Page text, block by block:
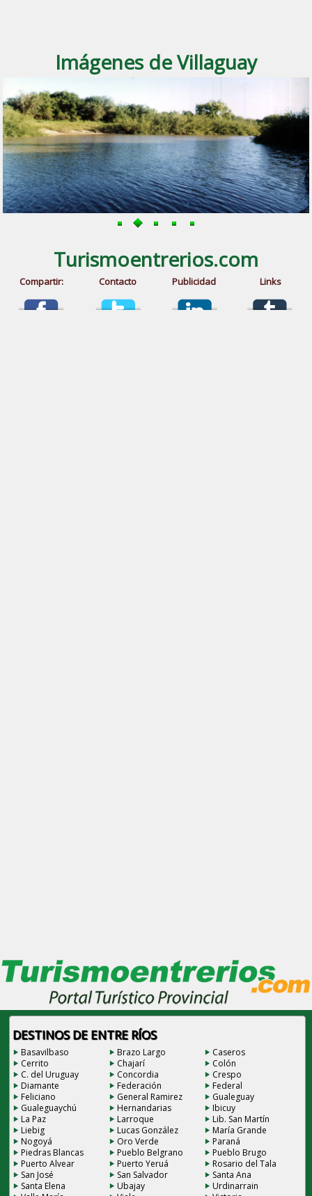
Imágenes de Villaguay
Turismoentrerios.com
Compartir: Contacto Publicidad Links
DESTINOS DE ENTRE RÍOS
Basavilbaso Brazo Largo
Caseros
Cerrito
Chajarí
Colón
C. del Uruguay
Concordia
Crespo
Diamante
Federación
Federal
Feliciano
General Ramirez
Gualeguay
Gualeguaychú
Hernandarias
Ibicuy
La Paz
Larroque
Lib. San Martín
Liebig
Lucas González
María Grande
Nogoyá
Oro Verde
Paraná
Piedras Blancas
Pueblo Belgrano
Pueblo Brugo
Puerto Alvear
Puerto Yeruá
Rosario del Tala
San José
San Salvador
Santa Ana
Santa Elena
Ubajay
Urdinarrain